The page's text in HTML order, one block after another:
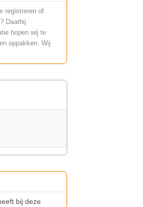
registreren of
Daarbij
hopen wij te
oppakken. Wij
bij deze